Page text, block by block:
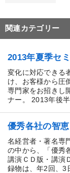
関連カテゴリー
2013年夏季セ
変化に対応できる
け、お客様から圧
専門家をお招きし
ナー。 2013年後
優秀各社の智
名経営者・著名専
の中から、「優秀
講演ＣＤ版・講演
録物は、年2回、3